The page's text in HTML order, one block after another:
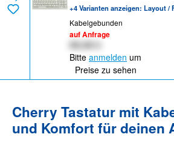
+4 Varianten anzeigen: Layout /
Kabelgebunden
auf Anfrage
XX,XX €
Bitte anmelden um
Preise zu sehen
Cherry Tastatur mit
und Komfort für deinen